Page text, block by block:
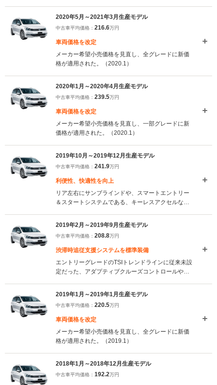
る。さらに、常時オンライン接続となる最新世代の
「Ready 2 Discover」および、「Discover Pro」が
採用された。エントリーグレードへのレーンチェン
ジアシスト採用など、安全性能も高められた。
2020年5月～2021年3月生産モデル
中古車平均価格： 216.6万円
車両価格を改定
メーカー希望小売価格を見直し、全グレードに新価
格が適用された。（2020.1）
2020年1月～2020年4月生産モデル
中古車平均価格： 239.5万円
車両価格を改定
メーカー希望小売価格を見直し、一部グレードに新
価格が適用された。（2020.1）
2019年10月～2019年12月生産モデル
中古車平均価格： 241.9万円
利便性、快適性を向上
リア左右にサンブラインドや、スマートエントリー
＆スタートシステムである、キーレスアクセルなど
た。また、エントリーモデルを除いて、純正インフ
ォテイメントシステム、「ディスカバープロ」が標
準装備されている。（2019.10）
2019年2月～2019年9月生産モデル
中古車平均価格： 208.8万円
渋滞時追従支援システムを標準装備
エントリーグレードのTSIトレンドラインに従来未設
定だった、アダプティブクルーズコントロールやパ
ングなどの装備が標準採用された。また、全車に渋
滞時追従支援システムのトラフィックアシスト、レ
ーンキープアシストなどが標準装備された
（2019.2）
2019年1月～2019年1月生産モデル
中古車平均価格： 220.5万円
車両価格を改定
メーカー希望小売価格を見直し、全グレードに新価
格が適用された。（2019.1）
2018年1月～2018年12月生産モデル
中古車平均価格： 192.2万円